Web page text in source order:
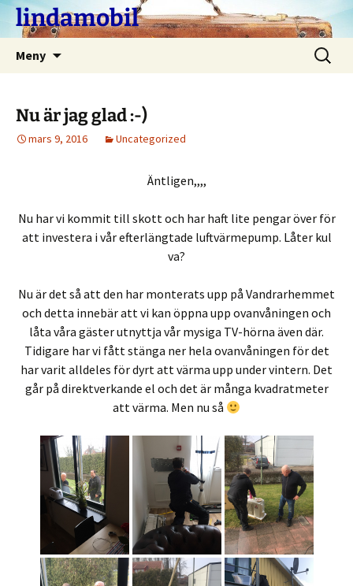
Hoppalindamobil
Meny
Sök
efter:
Nu är jag glad :-)
mars 9, 2016 Uncategorized
Äntligen,,,,
Nu har vi kommit till skott och har haft lite pengar över för
att investera i vår efterlängtade luftvärmepump. Låter kul
va?
Nu är det så att den har monterats upp på Vandrarhemmet
och detta innebär att vi kan öppna upp ovanvåningen och
låta våra gäster utnyttja vår mysiga TV-hörna även där.
Tidigare har vi fått stänga ner hela ovanvåningen för det
har varit alldeles för dyrt att värma upp under vintern. Det
går på direktverkande el och det är många kvadratmeter
att värma. Men nu så